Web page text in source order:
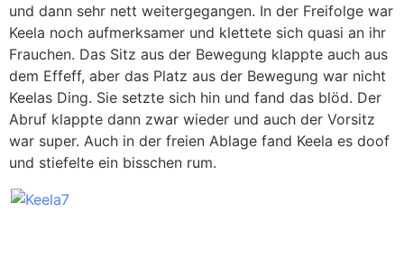
und dann sehr nett weitergegangen. In der Freifolge war
Keela noch aufmerksamer und klettete sich quasi an ihr
Frauchen. Das Sitz aus der Bewegung klappte auch aus
dem Effeff, aber das Platz aus der Bewegung war nicht
Keelas Ding. Sie setzte sich hin und fand das blöd. Der
Abruf klappte dann zwar wieder und auch der Vorsitz
war super. Auch in der freien Ablage fand Keela es doof
und stiefelte ein bisschen rum.